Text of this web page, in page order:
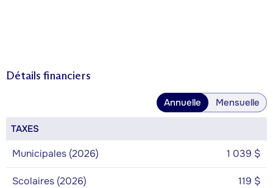
Détails financiers
Annuelle Mensuelle
TAXES
Municipales (2026) 1 039 $
Scolaires (2026) 119 $